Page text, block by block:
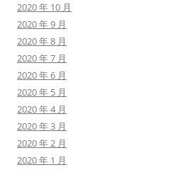
2020 年 10 月
2020 年 9 月
2020 年 8 月
2020 年 7 月
2020 年 6 月
2020 年 5 月
2020 年 4 月
2020 年 3 月
2020 年 2 月
2020 年 1 月